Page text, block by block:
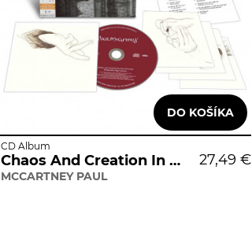
27,49 €
CD Album
Chaos And Creation In The Backyard
MCCARTNEY PAUL